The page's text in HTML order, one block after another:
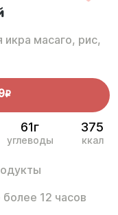
масаго, рис,
R
61г
углеводы
375
ккал
12 часов